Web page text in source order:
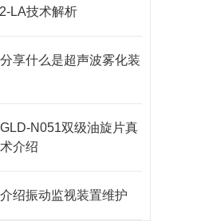
LA技术解析
享什么是超声波雾化装
N051双级油旋片真
介绍
绍振动监视装置维护